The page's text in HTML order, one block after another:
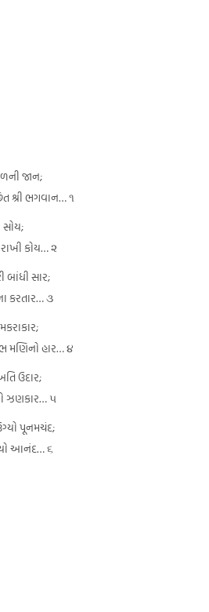
જાન;
શ્રી ભગવાન… ૧
સોય;
કોય… ૨
બાંધી સાર;
કરતાર… ૩
મણિનો હાર… ૪
ઉદાર;
ઝણકાર… ૫
પૂનમચંદ;
આનંદ… ૬